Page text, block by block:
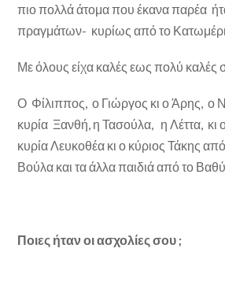
πιο πολλά άτομα που έκανα παρέα
πραγμάτων- κυρίως από το
Με όλους είχα καλές εως πολύ καλές
Ο Φίλιππος, ο Γιώργος κι ο Άρης, ο
κυρία Ξανθή, η Τασούλα, η Λέττα, κι
κυρία Λευκοθέα κι ο κύριος Τάκης
Βούλα και τα άλλα παιδιά από το
Ποιες ήταν οι ασχολίες σου ;